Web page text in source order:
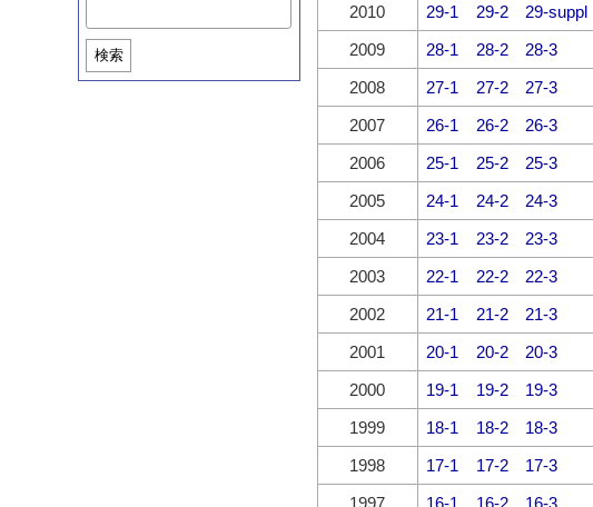
検索
2010
29-1 29-2
29-suppl
2009
28-1 28-2
28-3
2008
27-1 27-2
27-3
2007
26-1 26-2
26-3
2006
25-1 25-2
25-3
2005
24-1 24-2
24-3
2004
23-1 23-2
23-3
2003
22-1 22-2
22-3
2002
21-1 21-2
21-3
2001
20-1 20-2
20-3
2000
19-1 19-2
19-3
1999
18-1 18-2
18-3
1998
17-1 17-2
17-3
1997
16-1 16-2 16-3